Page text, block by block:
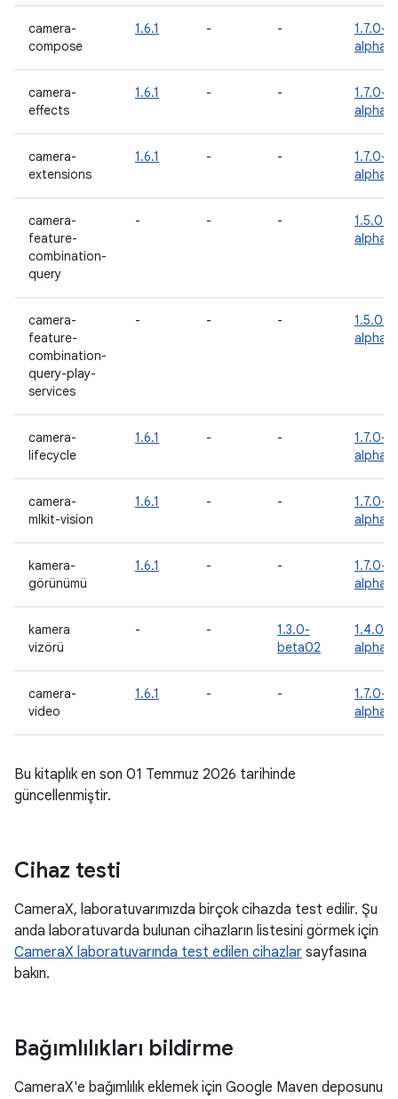
camera-
compose
1.6.1 - -
1.7.0-
camera-
effects
1.6.1 - -
1.7.0-
camera-
extensions
1.6.1 - -
1.7.0-
camera-
feature-
combination-
query
- - -
1.5.0-
camera-
feature-
combination-
query-play-
services
- - -
1.5.0-
camera-
lifecycle
1.6.1 - -
1.7.0-
camera-
mlkit-vision
1.6.1 - -
1.7.0-
kamera-
görünümü
1.6.1 - -
1.7.0-
kamera
vizörü
- -
1.3.0-
beta02
1.4.0-
camera-
video
1.6.1 - -
1.7.0-
Bu kitaplık en son 01 Temmuz 2026 tarihinde
güncellenmiştir.
Cihaz testi
CameraX, laboratuvarımızda birçok cihazda test edilir. Şu
anda laboratuvarda bulunan cihazların listesini görmek için
CameraX laboratuvarında test edilen cihazlar sayfasına
bakın.
Bağımlılıkları bildirme
CameraX'e bağımlılık eklemek için Google Maven deposunu